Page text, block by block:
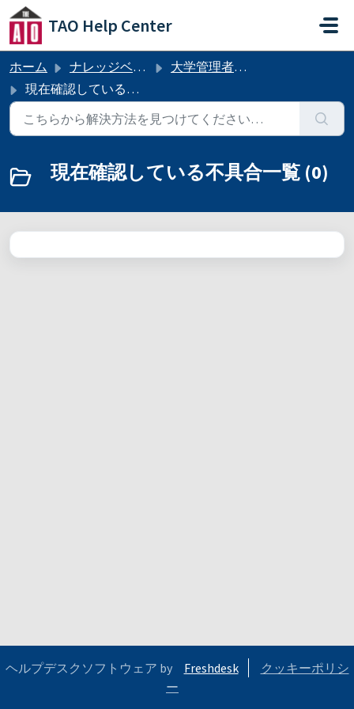
メインコンテンツに移動
TAO Help Center
ホーム ナレッジベース
大学管理者向け：現在確認している不具合一覧
現在確認している不具合一覧
現在確認している不具合一覧 (0)
ヘルプデスクソフトウェア by Freshdesk
クッキーポリシ
ー